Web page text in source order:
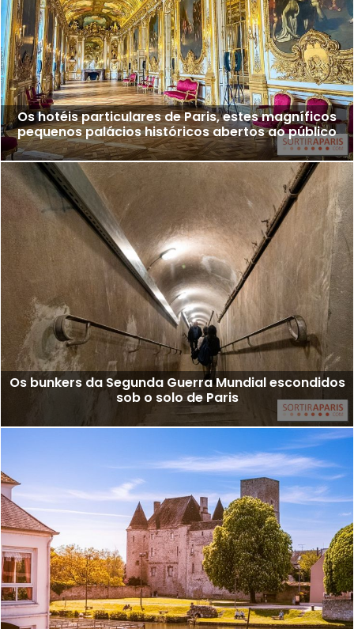
Os hotéis particulares de Paris, estes magníficos
pequenos palácios históricos abertos ao público
Os bunkers da Segunda Guerra Mundial escondidos
sob o solo de Paris